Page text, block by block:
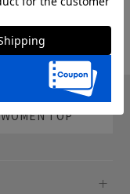
WOMEN TOP